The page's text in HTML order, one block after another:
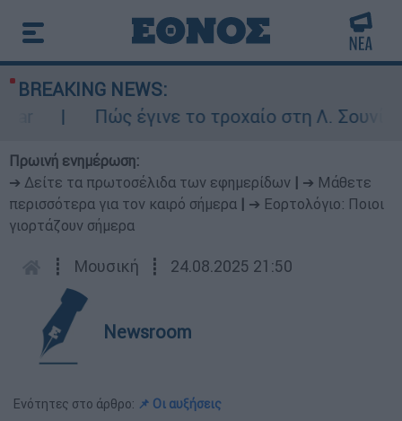
BREAKING NEWS:
Πώς έγινε το τροχαίο στη Λ.
Πρωινή ενημέρωση:
➔ Δείτε τα πρωτοσέλιδα των εφημερίδων
➔ Μάθετε
περισσότερα για τον καιρό σήμερα
➔ Εορτολόγιο: Ποιοι
γιορτάζουν σήμερα
┋ Μουσική ┋ 24.08.2025 21:50
Newsroom
Ενότητες στο άρθρο: 📌 Οι αυξήσεις